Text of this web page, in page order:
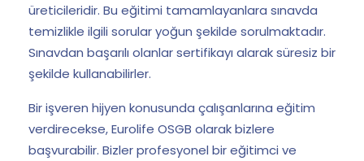
üreticileridir. Bu eğitimi tamamlayanlara sınavda
temizlikle ilgili sorular yoğun şekilde sorulmaktadır.
Sınavdan başarılı olanlar sertifikayı alarak süresiz bir
şekilde kullanabilirler.
Bir işveren hijyen konusunda çalışanlarına eğitim
verdirecekse, Eurolife OSGB olarak bizlere
başvurabilir. Bizler profesyonel bir eğitimci ve